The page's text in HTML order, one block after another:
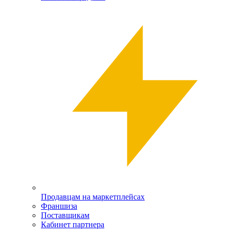
Продавцам на маркетплейсах
Франшиза
Поставщикам
Кабинет партнера